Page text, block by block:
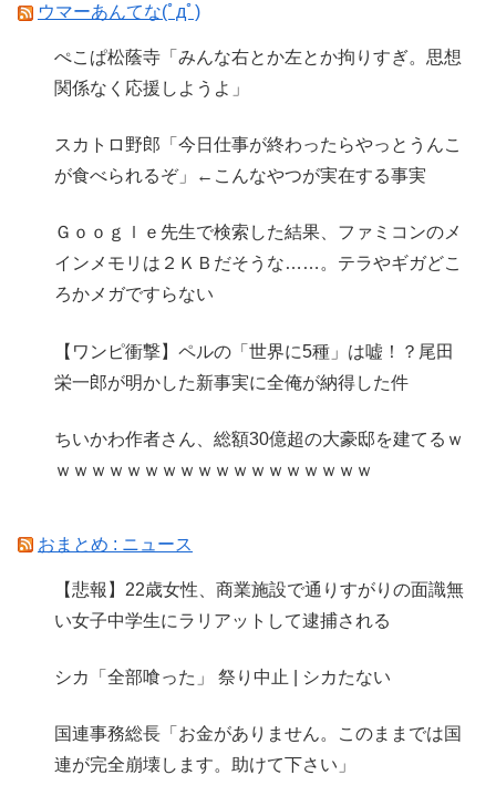
ウマーあんてな(ﾟдﾟ)
ぺこぱ松蔭寺「みんな右とか左とか拘りすぎ。思想
関係なく応援しようよ」
スカトロ野郎「今日仕事が終わったらやっとうんこ
が食べられるぞ」←こんなやつが実在する事実
Ｇｏｏｇｌｅ先生で検索した結果、ファミコンのメ
インメモリは２ＫＢだそうな……。テラやギガどこ
ろかメガですらない
【ワンピ衝撃】ペルの「世界に5種」は嘘！？尾田
栄一郎が明かした新事実に全俺が納得した件
ちいかわ作者さん、総額30億超の大豪邸を建てるｗ
ｗｗｗｗｗｗｗｗｗｗｗｗｗｗｗｗｗｗ
おまとめ : ニュース
【悲報】22歳女性、商業施設で通りすがりの面識無
い女子中学生にラリアットして逮捕される
シカ「全部喰った」 祭り中止 | シカたない
国連事務総長「お金がありません。このままでは国
連が完全崩壊します。助けて下さい」